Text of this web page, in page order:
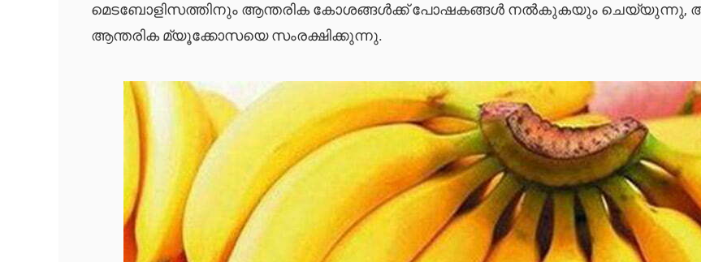
മെടബോളിസത്തിനും ആന്തരിക കോശങ്ങൾക്ക് പോഷകങ്ങൾ നൽകുകയും ചെയ്യുന്നു,
ആന്തരിക മ്യൂക്കോസയെ സംരക്ഷിക്കുന്നു.